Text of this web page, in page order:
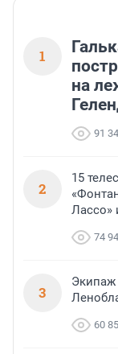
1
на
91
2
15
Лассо»
74
3
Экипаж
60